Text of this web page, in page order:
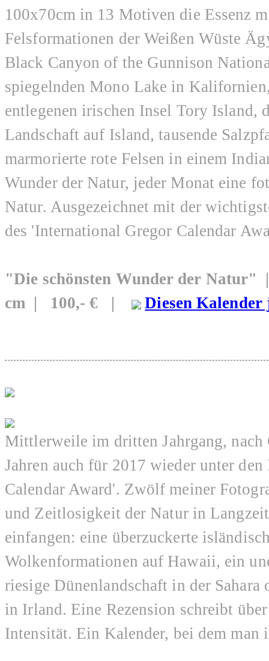
100x70cm in 13 Motiven die Essenz
Felsformationen der Weißen Wüste
Black Canyon of the Gunnison
spiegelnden Mono Lake in
entlegenen irischen Insel Tory Island,
Landschaft auf Island, tausende
marmorierte rote Felsen in einem
Wunder der Natur, jeder Monat eine
Natur. Ausgezeichnet mit der
des 'International Gregor Calendar
"Die schönsten Wunder der
cm | 100,- € |
Diesen Kalender
Mittlerweile im dritten Jahrgang,
Jahren auch für 2017 wieder unter
Calendar Award'. Zwölf meiner
und Zeitlosigkeit der Natur in
einfangen: eine überzuckerte
Wolkenformationen auf Hawaii, ein
riesige Dünenlandschaft in der Sahara
in Irland. Eine Rezension schreibt
Intensität. Ein Kalender, bei dem man